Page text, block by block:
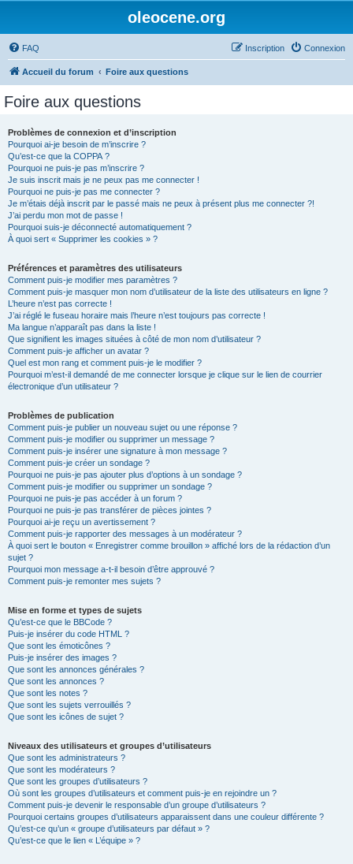
oleocene.org
FAQ Connexion
Inscription
Accueil du forum Foire aux questions
Foire aux questions
Problèmes de connexion et d’inscription
Pourquoi ai-je besoin de m’inscrire ?
Qu’est-ce que la COPPA ?
Pourquoi ne puis-je pas m’inscrire ?
Je suis inscrit mais je ne peux pas me connecter !
Pourquoi ne puis-je pas me connecter ?
Je m’étais déjà inscrit par le passé mais ne peux à présent plus me connecter ?!
J’ai perdu mon mot de passe !
Pourquoi suis-je déconnecté automatiquement ?
À quoi sert « Supprimer les cookies » ?
Préférences et paramètres des utilisateurs
Comment puis-je modifier mes paramètres ?
Comment puis-je masquer mon nom d’utilisateur de la liste des utilisateurs en ligne ?
L’heure n’est pas correcte !
J’ai réglé le fuseau horaire mais l’heure n’est toujours pas correcte !
Ma langue n’apparaît pas dans la liste !
Que signifient les images situées à côté de mon nom d’utilisateur ?
Comment puis-je afficher un avatar ?
Quel est mon rang et comment puis-je le modifier ?
Pourquoi m’est-il demandé de me connecter lorsque je clique sur le lien de courrier
électronique d’un utilisateur ?
Problèmes de publication
Comment puis-je publier un nouveau sujet ou une réponse ?
Comment puis-je modifier ou supprimer un message ?
Comment puis-je insérer une signature à mon message ?
Comment puis-je créer un sondage ?
Pourquoi ne puis-je pas ajouter plus d’options à un sondage ?
Comment puis-je modifier ou supprimer un sondage ?
Pourquoi ne puis-je pas accéder à un forum ?
Pourquoi ne puis-je pas transférer de pièces jointes ?
Pourquoi ai-je reçu un avertissement ?
Comment puis-je rapporter des messages à un modérateur ?
À quoi sert le bouton « Enregistrer comme brouillon » affiché lors de la rédaction d’un
sujet ?
Pourquoi mon message a-t-il besoin d’être approuvé ?
Comment puis-je remonter mes sujets ?
Mise en forme et types de sujets
Qu’est-ce que le BBCode ?
Puis-je insérer du code HTML ?
Que sont les émoticônes ?
Puis-je insérer des images ?
Que sont les annonces générales ?
Que sont les annonces ?
Que sont les notes ?
Que sont les sujets verrouillés ?
Que sont les icônes de sujet ?
Niveaux des utilisateurs et groupes d’utilisateurs
Que sont les administrateurs ?
Que sont les modérateurs ?
Que sont les groupes d’utilisateurs ?
Où sont les groupes d’utilisateurs et comment puis-je en rejoindre un ?
Comment puis-je devenir le responsable d’un groupe d’utilisateurs ?
Pourquoi certains groupes d’utilisateurs apparaissent dans une couleur différente ?
Qu’est-ce qu’un « groupe d’utilisateurs par défaut » ?
Qu’est-ce que le lien « L’équipe » ?